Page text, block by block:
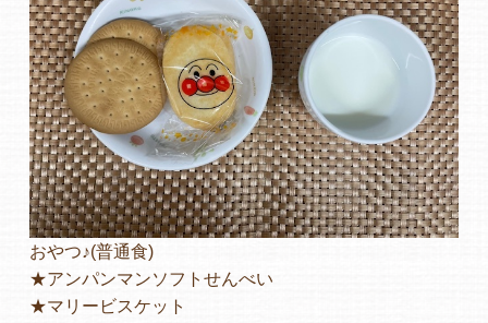
ヒーローズきっず園田
ヒーローズにしのみや保育園
ヒーローズ旭保育園
キッズ１ハート旭保育所
園の様子
お知らせ
おやつ♪(普通食)
★アンパンマンソフトせんべい
★マリービスケット